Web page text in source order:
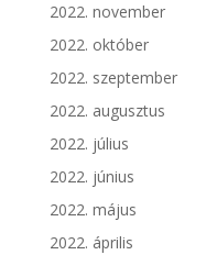
2022. november
2022. október
2022. szeptember
2022. augusztus
2022. július
2022. június
2022. május
2022. április